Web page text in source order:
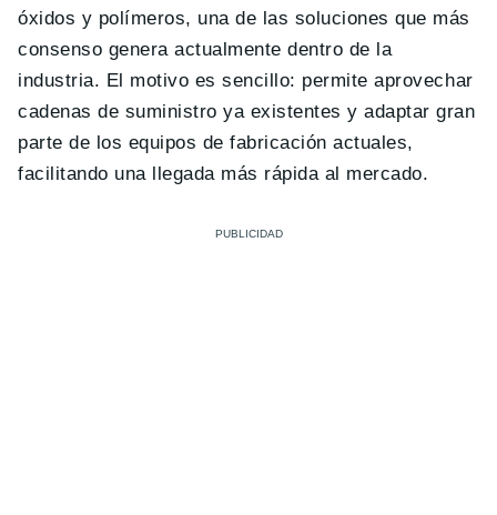
óxidos y polímeros, una de las soluciones que más
consenso genera actualmente dentro de la
industria. El motivo es sencillo: permite aprovechar
cadenas de suministro ya existentes y adaptar gran
parte de los equipos de fabricación actuales,
facilitando una llegada más rápida al mercado.